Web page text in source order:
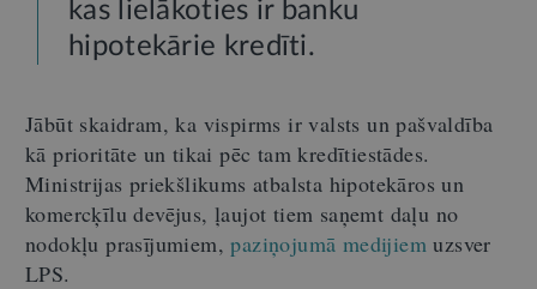
kas lielākoties ir banku
hipotekārie kredīti.
Jābūt skaidram, ka vispirms ir valsts un pašvaldība
kā prioritāte un tikai pēc tam kredītiestādes.
Ministrijas priekšlikums atbalsta hipotekāros un
komercķīlu devējus, ļaujot tiem saņemt daļu no
nodokļu prasījumiem,paziņojumā medijiem uzsver
LPS.